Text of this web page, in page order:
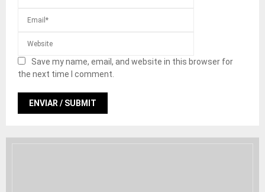
Save my name, email, and website in this browser for
the next time I comment.